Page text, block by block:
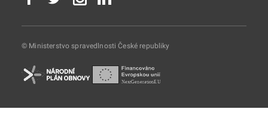
© Ministerstvo spravedlnosti České republiky